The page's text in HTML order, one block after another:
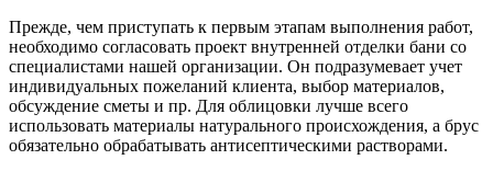
Прежде, чем приступать к первым этапам выполнения работ,
необходимо согласовать проект внутренней отделки бани со
специалистами нашей организации. Он подразумевает учет
индивидуальных пожеланий клиента, выбор материалов,
обсуждение сметы и пр. Для облицовки лучше всего
использовать материалы натурального происхождения, а брус
обязательно обрабатывать антисептическими растворами.